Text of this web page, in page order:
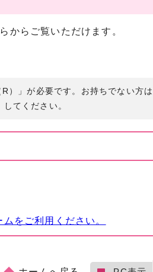
からご覧いただけます。
）」が必要です。お持ちでない方は
てください。
をご利用ください。